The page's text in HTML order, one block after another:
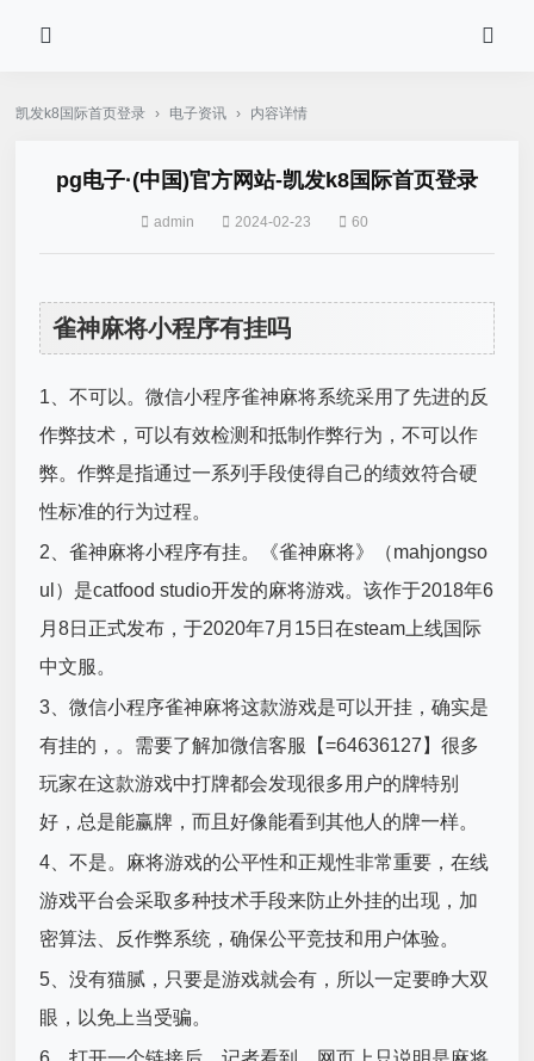
凯发k8国际首页登录 › 电子资讯 › 内容详情
pg电子·(中国)官方网站-凯发k8国际首页登录
admin 2024-02-23 60
雀神麻将小程序有挂吗
1、不可以。微信小程序雀神麻将系统采用了先进的反
作弊技术，可以有效检测和抵制作弊行为，不可以作
弊。作弊是指通过一系列手段使得自己的绩效符合硬
性标准的行为过程。
2、雀神麻将小程序有挂。《雀神麻将》（mahjongso
ul）是catfood studio开发的麻将游戏。该作于2018年6
月8日正式发布，于2020年7月15日在steam上线国际
中文服。
3、微信小程序雀神麻将这款游戏是可以开挂，确实是
有挂的，。需要了解加微信客服【=64636127】很多
玩家在这款游戏中打牌都会发现很多用户的牌特别
好，总是能赢牌，而且好像能看到其他人的牌一样。
4、不是。麻将游戏的公平性和正规性非常重要，在线
游戏平台会采取多种技术手段来防止外挂的出现，加
密算法、反作弊系统，确保公平竞技和用户体验。
5、没有猫腻，只要是游戏就会有，所以一定要睁大双
眼，以免上当受骗。